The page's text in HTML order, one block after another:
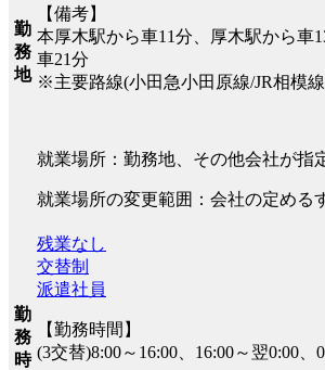
勤
務
地
【備考】
本厚木駅から車11分、厚木駅から車
車21分
※主要路線(小田急小田原線/JR相模
就業場所：勤務地、その他会社が指
就業場所の変更範囲：会社の定める
勤
務
時
残業なし
交替制
派遣社員
【勤務時間】
(3交替)8:00～16:00、16:00～翌0:00、